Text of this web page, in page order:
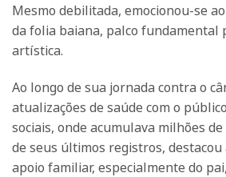
Mesmo debilitada, emocionou-se
da folia baiana, palco fundamental
artística.
Ao longo de sua jornada contra o
atualizações de saúde com o
sociais, onde acumulava milhões
de seus últimos registros,
apoio familiar, especialmente do